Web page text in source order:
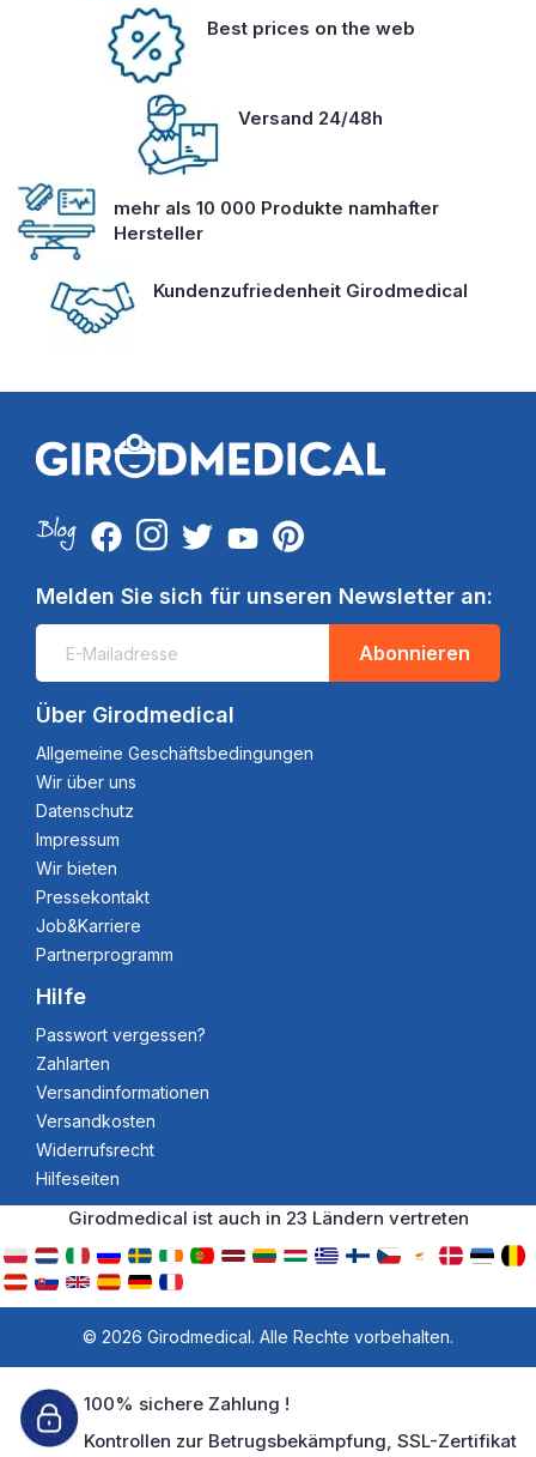
Best prices on the web
Versand 24/48h
mehr als 10 000 Produkte namhafter
Hersteller
Kundenzufriedenheit Girodmedical
Melden Sie sich für unseren Newsletter an:
Abonnieren
Über Girodmedical
Allgemeine Geschäftsbedingungen
Wir über uns
Datenschutz
Impressum
Wir bieten
Pressekontakt
Job&Karriere
Partnerprogramm
Hilfe
Passwort vergessen?
Zahlarten
Versandinformationen
Versandkosten
Widerrufsrecht
Hilfeseiten
Girodmedical ist auch in 23 Ländern vertreten
© 2026 Girodmedical. Alle Rechte vorbehalten.
100% sichere Zahlung !
Kontrollen zur Betrugsbekämpfung, SSL-Zertifikat